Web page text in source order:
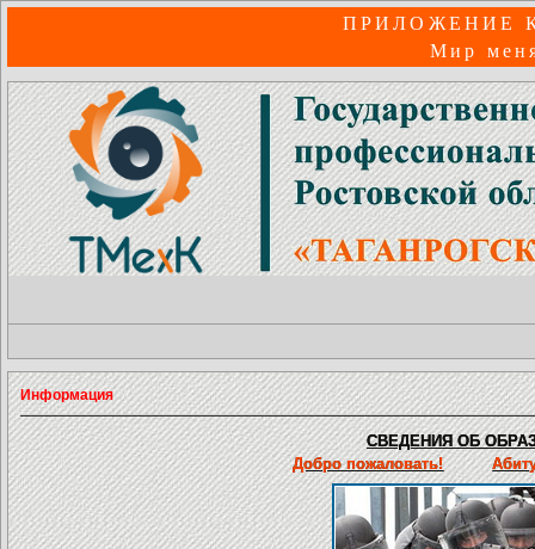
ПРИЛОЖЕНИЕ
Мир
Информация
СВЕДЕНИЯ ОБ
Добро пожаловать!